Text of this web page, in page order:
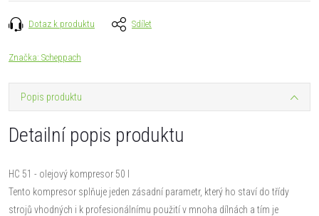
Dotaz k produktu Sdílet
Značka: Scheppach
Popis produktu
Detailní popis produktu
HC 51 - olejový kompresor 50 l
Tento kompresor splňuje jeden zásadní parametr, který ho staví do třídy
strojů vhodných i k profesionálnímu použití v mnoha dílnách a tím je